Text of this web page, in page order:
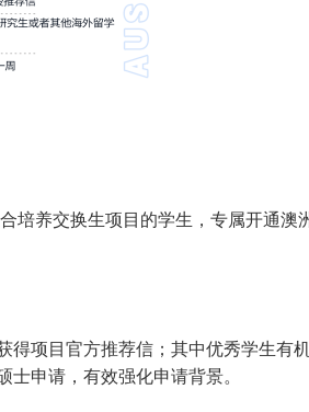
培养交换生项目的学生，专属开通澳
得项目官方推荐信；其中优秀学生有
士申请，有效强化申请背景。